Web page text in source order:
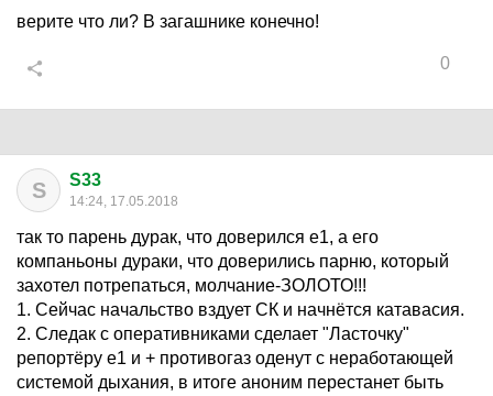
верите что ли? В загашнике конечно!
0
S S33
14:24, 17.05.2018
так то парень дурак, что доверился е1, а его
компаньоны дураки, что доверились парню, который
захотел потрепаться, молчание-ЗОЛОТО!!!
1. Сейчас начальство вздует СК и начнётся катавасия.
2. Следак с оперативниками сделает "Ласточку"
репортёру е1 и + противогаз оденут с неработающей
системой дыхания, в итоге аноним перестанет быть